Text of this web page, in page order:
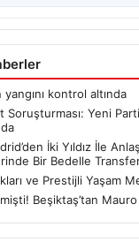
yangını kontrol altında
Soruşturması: Yeni
İki Yıldız İle
Bir Bedelle
ve Prestijli Yaşam
Beşiktaş’tan Mauro